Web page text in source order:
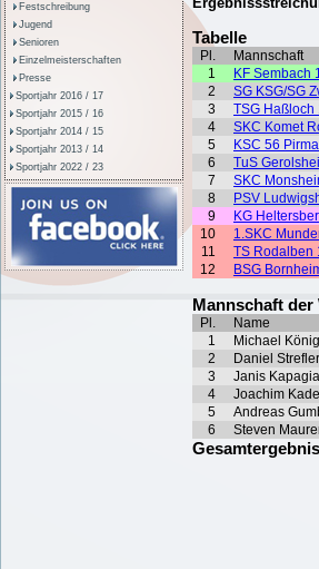
Festschreibung
Jugend
Senioren
Einzelmeisterschaften
Presse
Sportjahr 2016 / 17
Sportjahr 2015 / 16
Sportjahr 2014 / 15
Sportjahr 2013 / 14
Sportjahr 2022 / 23